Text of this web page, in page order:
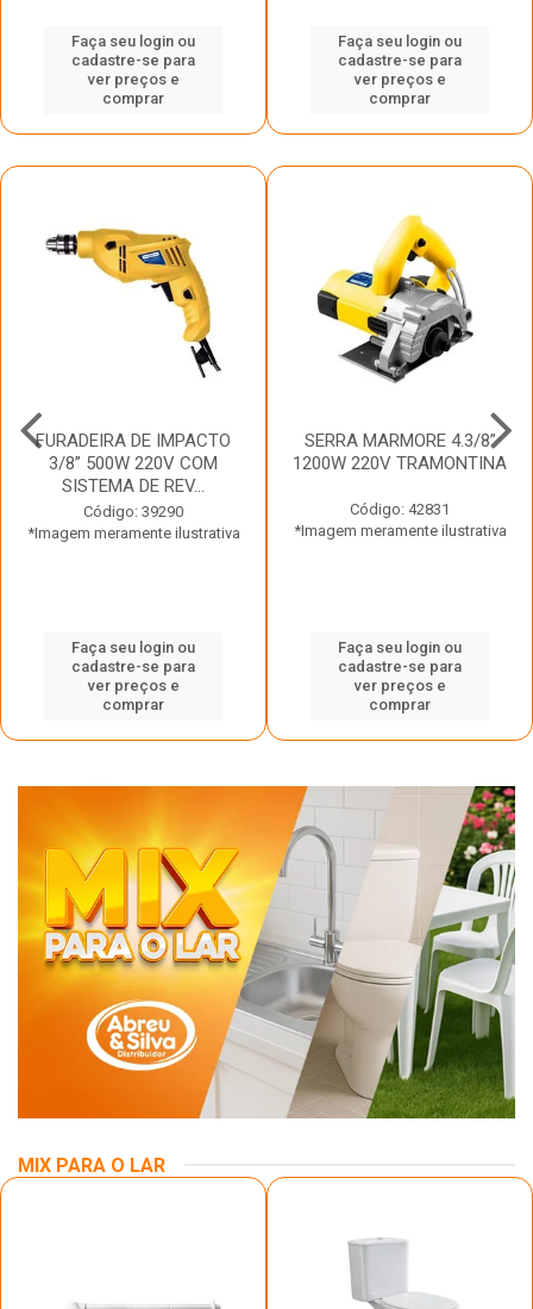
Faça seu login ou
cadastre-se para
ver preços e
comprar
Faça seu login ou
cadastre-se para
ver preços e
comprar
FURADEIRA DE IMPACTO
3/8” 500W 220V COM
SISTEMA DE REV...
Código: 39290
*Imagem meramente ilustrativa
Faça seu login ou
cadastre-se para
ver preços e
comprar
SERRA MARMORE 4.3/8”
1200W 220V TRAMONTINA
Código: 42831
*Imagem meramente ilustrativa
Faça seu login ou
cadastre-se para
ver preços e
comprar
MIX PARA O LAR